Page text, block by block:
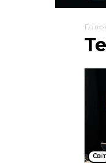
Cвіт